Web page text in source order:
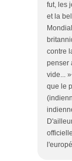
fut, les
et la
contre
penser
vide...
que le